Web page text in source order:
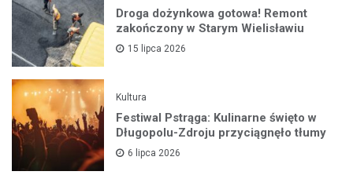
Droga dożynkowa gotowa! Remont
zakończony w Starym Wielisławiu
15 lipca 2026
Kultura
Festiwal Pstrąga: Kulinarne święto w
Długopolu-Zdroju przyciągnęło tłumy
6 lipca 2026